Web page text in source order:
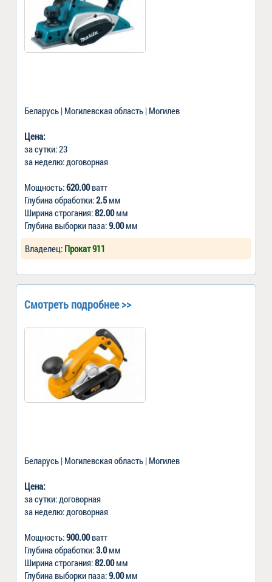
Беларусь | Могилевская область | Могилев
Цена:
за сутки: 23
за неделю: договорная
Мощность:620.00ватт
Глубина обработки:2.5мм
Ширина строгания:82.00мм
Глубина выборки паза:9.00мм
Владелец: Прокат 911
Смотреть подробнее >>
Беларусь | Могилевская область | Могилев
Цена:
за сутки: договорная
за неделю: договорная
Мощность:900.00ватт
Глубина обработки:3.0мм
Ширина строгания:82.00мм
Глубина выборки паза:9.00мм